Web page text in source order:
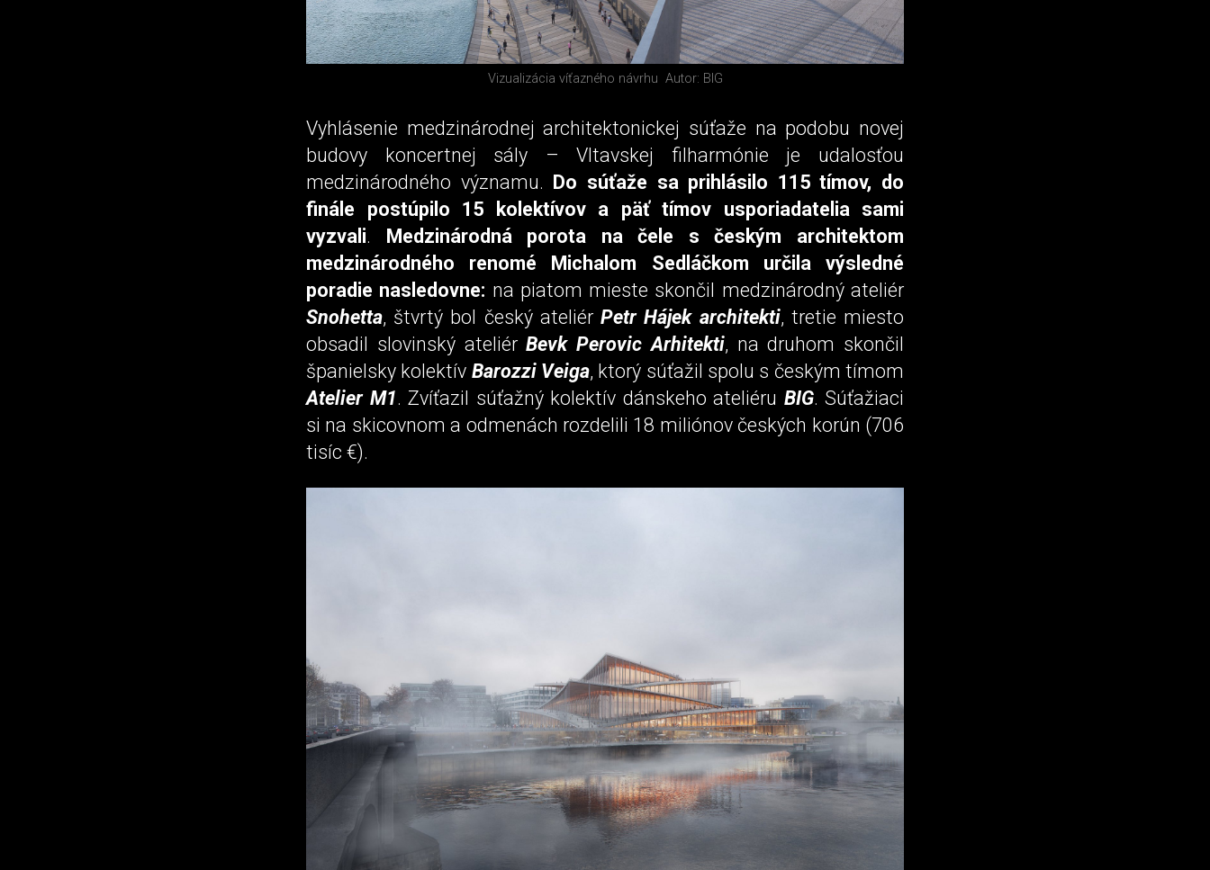
Vizualizácia víťazného návrhu Autor: BIG
Vyhlásenie medzinárodnej architektonickej súťaže na podobu novej
budovy koncertnej sály – Vltavskej filharmónie je udalosťou
medzinárodného významu. Do súťaže sa prihlásilo 115 tímov, do
finále postúpilo 15 kolektívov a päť tímov usporiadatelia sami
vyzvali. Medzinárodná porota na čele s českým architektom
medzinárodného renomé Michalom Sedláčkom určila výsledné
poradie nasledovne: na piatom mieste skončil medzinárodný ateliér
Snohetta, štvrtý bol český ateliérPetr Hájek architekti, tretie miesto
obsadil slovinský ateliérBevk Perovic Arhitekti, na druhom skončil
španielsky kolektív Barozzi Veiga, ktorý súťažil spolu s českým tímom
Atelier M1. Zvíťazil súťažný kolektív dánskeho ateliéru BIG. Súťažiaci
si na skicovnom a odmenách rozdelili 18 miliónov českých korún (706
tisíc €).